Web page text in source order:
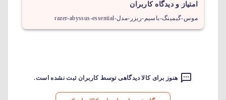
امتیاز و دیدگاه کاربران
موس-گیمینگ-باسیم-ریزر-مدل-razer-abyssus-essential
هنوز برای کالا دیدگاهی توسط کاربران ثبت نشده است.